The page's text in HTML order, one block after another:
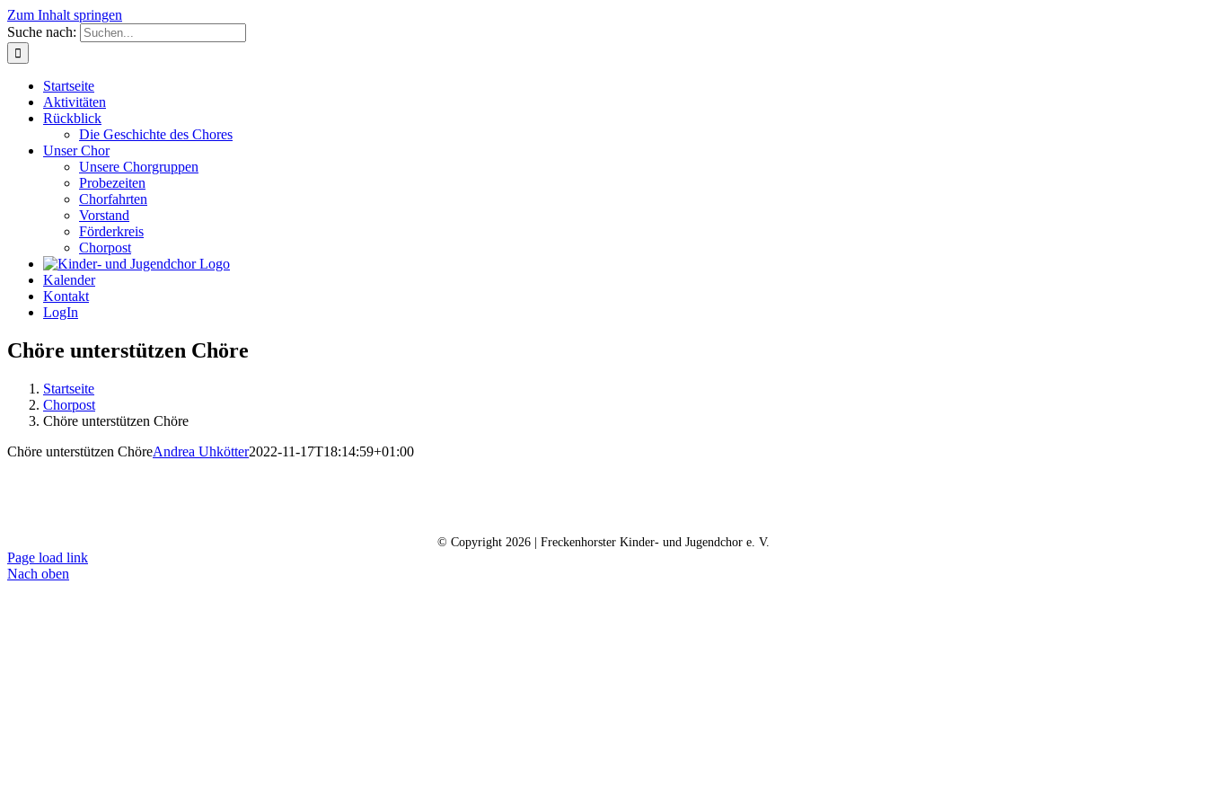
Zum Inhalt springen
Suche nach:
Startseite
Aktivitäten
Rückblick
Die Geschichte des Chores
Unser Chor
Unsere Chorgruppen
Probezeiten
Chorfahrten
Vorstand
Förderkreis
Chorpost
Kalender
Kontakt
LogIn
Chöre unterstützen Chöre
Startseite
Chorpost
Chöre unterstützen Chöre
Chöre unterstützen ChöreAndrea Uhkötter2022-11-17T18:14:59+01:00
© Copyright 2026 | Freckenhorster Kinder- und Jugendchor e. V.
Page load link
Nach oben